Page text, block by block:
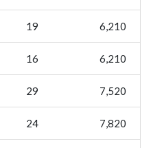
19 6,210
16 6,210
29 7,520
24 7,820